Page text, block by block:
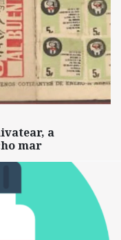
a
mar